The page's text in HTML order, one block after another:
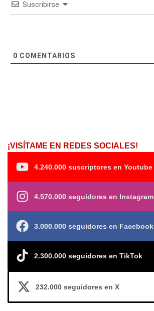
Suscribirse
0 COMENTARIOS
¡VISÍTAME EN REDES SOCIALES!
4.240.000 suscriptores en Youtube
4.570.000 seguidores en Instagram
3.000.000 seguidores en Facebook
2.300.000 seguidores en TikTok
232.000 seguidores en X